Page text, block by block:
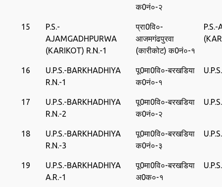
क0नं०-२
15
P.S.-
AJAMGADHPURWA
(KARIKOT) R.N.-1
प्रा0वि०-
आजमगंढपुरवा
(कारीकोट) क0नं०-१
16
U.P.S.-BARKHADHIYA
R.N.-1
पू0मा0वि०-बरखडिया
क0नं०-१
17
U.P.S.-BARKHADHIYA
R.N.-2
पू0मा0वि०-बरखडिया
क0नं०-२
18
U.P.S.-BARKHADHIYA
R.N.-3
पू0मा0वि०-बरखडिया
क0नं०-३
19
U.P.S.-BARKHADHIYA
A.R.-1
पू0मा0वि०-बरखडिया
अ0क०-१